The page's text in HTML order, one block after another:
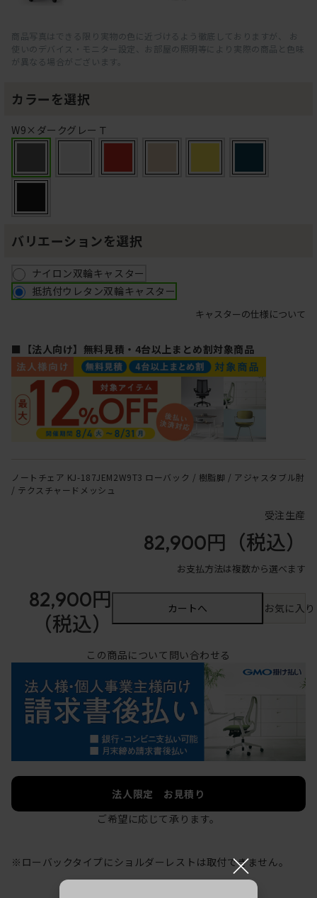
商品写真はできる限り実物の色に近づけるよう徹底しておりますが、 お
使いのデバイス・モニター設定、お部屋の照明等により実際の商品と色味
が異なる場合がございます。
カラーを選択
W9×ダークグレーＴ
バリエーションを選択
ナイロン双輪キャスター
抵抗付ウレタン双輪キャスター
キャスターの仕様について
■【法人向け】無料見積・4台以上まとめ割対象商品
ノートチェア KJ-187JEM2W9T3 ローバック / 樹脂脚 / アジャスタブル肘
/ テクスチャードメッシュ
受注生産
82,900円 （税込）
お支払方法は複数から選べます
82,900円
（税込）
カートへ お気に入
この商品について問い合わせる
法人限定 お見積り
ご希望に応じて承ります。
※ローバックタイプにショルダーレストは取付できません。
×